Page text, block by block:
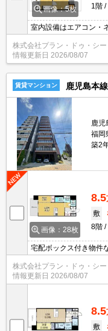
画像：5枚
1階
室内設備はエアコン・
おります。収納はシュ
れているので、衣類や
ンターホン越しに来訪
対策にも繋がります。
は駐車場があります。
株式会社プラン・ドゥ・シ
情報更新日 2026/08/07
賃貸マンション 鹿児島本
鹿児
福岡
築2
画像：28枚
8.5
敷
8階
宅配ボックス付き物件
できます。化粧品や洗
できる洗面化粧台が付
ボックスなど豊富なの
2沿線を利用でき、利
株式会社プラン・ドゥ・シ
情報更新日 2026/08/07
8.5
敷